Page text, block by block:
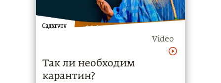
Video
Так ли необходим
карантин?